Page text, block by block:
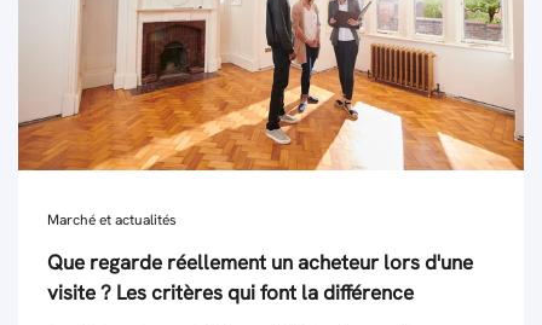
Marché et actualités
Que regarde réellement un acheteur lors d'une
visite ? Les critères qui font la différence